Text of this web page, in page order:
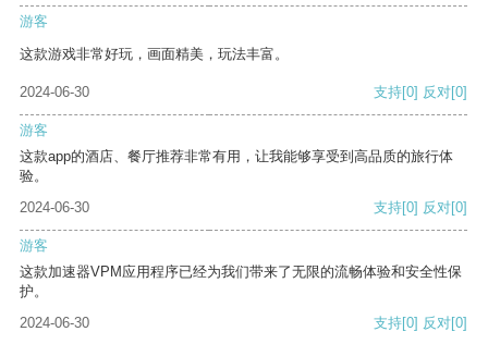
游客
这款游戏非常好玩，画面精美，玩法丰富。
2024-06-30 支持[0] 反对[0]
游客
这款app的酒店、餐厅推荐非常有用，让我能够享受到高品质的旅行体
验。
2024-06-30
支持[0] 反对[0]
游客
这款加速器VPM应用程序已经为我们带来了无限的流畅体验和安全性保
护。
2024-06-30
支持[0] 反对[0]